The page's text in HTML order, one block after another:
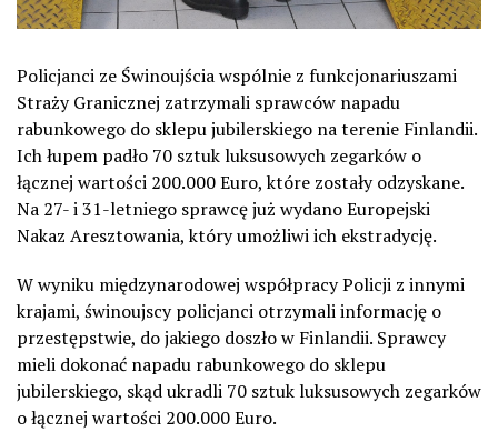
Policjanci ze Świnoujścia wspólnie z funkcjonariuszami
Straży Granicznej zatrzymali sprawców napadu
rabunkowego do sklepu jubilerskiego na terenie Finlandii.
Ich łupem padło 70 sztuk luksusowych zegarków o
łącznej wartości 200.000 Euro, które zostały odzyskane.
Na 27- i 31-letniego sprawcę już wydano Europejski
Nakaz Aresztowania, który umożliwi ich ekstradycję.
W wyniku międzynarodowej współpracy Policji z innymi
krajami, świnoujscy policjanci otrzymali informację o
przestępstwie, do jakiego doszło w Finlandii. Sprawcy
mieli dokonać napadu rabunkowego do sklepu
jubilerskiego, skąd ukradli 70 sztuk luksusowych zegarków
o łącznej wartości 200.000 Euro.